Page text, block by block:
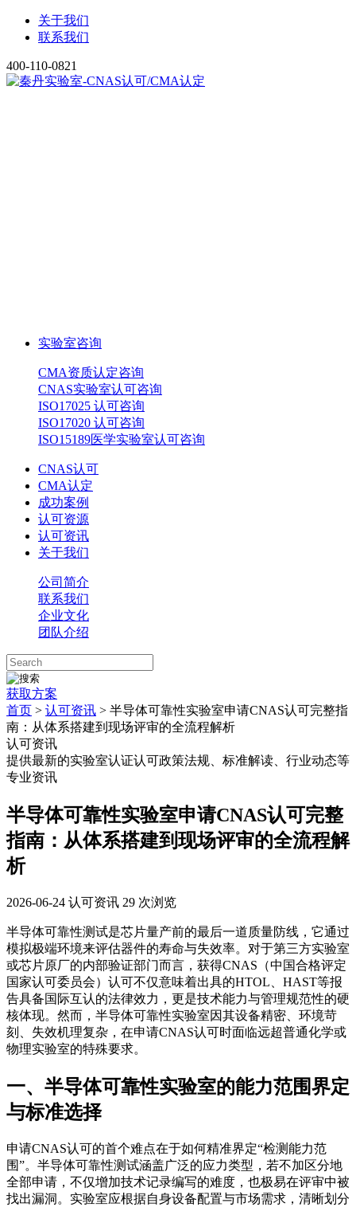
关于我们
联系我们
400-110-0821
实验室咨询
CMA资质认定咨询
CNAS实验室认可咨询
ISO17025 认可咨询
ISO17020 认可咨询
ISO15189医学实验室认可咨询
CNAS认可
CMA认定
成功案例
认可资源
认可资讯
关于我们
公司简介
联系我们
企业文化
团队介绍
获取方案
首页 > 认可资讯 > 半导体可靠性实验室申请CNAS认可完整指
南：从体系搭建到现场评审的全流程解析
认可资讯
提供最新的实验室认证认可政策法规、标准解读、行业动态等
专业资讯
半导体可靠性实验室申请CNAS认可完整
指南：从体系搭建到现场评审的全流程解
析
2026-06-24 认可资讯 29 次浏览
半导体可靠性测试是芯片量产前的最后一道质量防线，它通过
模拟极端环境来评估器件的寿命与失效率。对于第三方实验室
或芯片原厂的内部验证部门而言，获得CNAS（中国合格评定
国家认可委员会）认可不仅意味着出具的HTOL、HAST等报
告具备国际互认的法律效力，更是技术能力与管理规范性的硬
核体现。然而，半导体可靠性实验室因其设备精密、环境苛
刻、失效机理复杂，在申请CNAS认可时面临远超普通化学或
物理实验室的特殊要求。
一、半导体可靠性实验室的能力范围界定
与标准选择
申请CNAS认可的首个难点在于如何精准界定“检测能力范
围”。半导体可靠性测试涵盖广泛的应力类型，若不加区分地
全部申请，不仅增加技术记录编写的难度，也极易在评审中被
找出漏洞。实验室应根据自身设备配置与市场需求，清晰划分